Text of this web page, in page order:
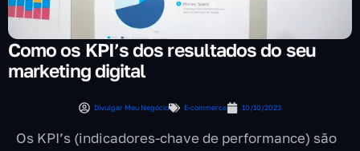
Como os KPI’s dos resultados do seu
marketing digital
Divulgar Meu Negócio E-commerce 10/10/2023
Os KPI’s (indicadores-chave de performance) são